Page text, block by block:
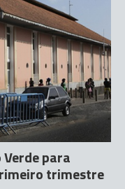
Verde para
trimestre